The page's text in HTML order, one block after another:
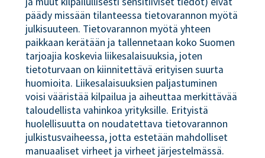
päädy missään tilanteessa tietovarannon myötä
julkisuuteen. Tietovarannon myötä yhteen
paikkaan kerätään ja tallennetaan koko Suomen
tarjoajia koskevia liikesalaisuuksia, joten
tietoturvaan on kiinnitettävä erityisen suurta
huomioita. Liikesalaisuuksien paljastuminen
voisi vääristää kilpailua ja aiheuttaa merkittävää
taloudellista vahinkoa yrityksille. Erityistä
huolellisuutta on noudatettava tietovarannon
julkistusvaiheessa, jotta estetään mahdolliset
manuaaliset virheet ja virheet järjestelmässä.